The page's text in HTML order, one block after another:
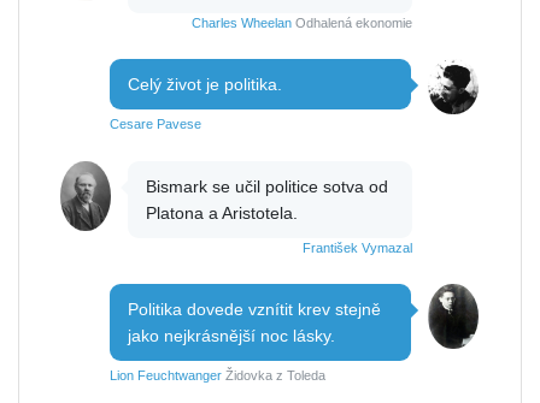
Charles Wheelan Odhalená ekonomie
Celý život je politika.
Cesare Pavese
Bismark se učil politice sotva od
Platona a Aristotela.
František Vymazal
Politika dovede vznítit krev stejně
jako nejkrásnější noc lásky.
Lion Feuchtwanger Židovka z Toleda